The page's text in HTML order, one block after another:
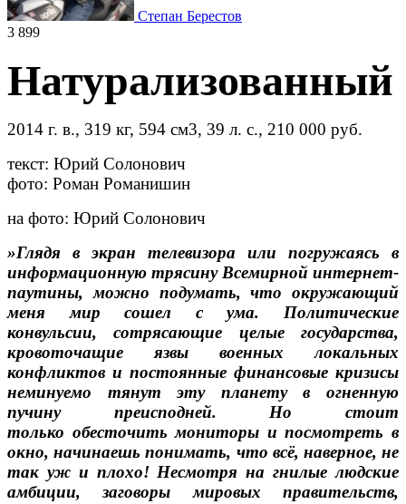
Степан Берестов
3 899
Натурализованный
2014 г. в., 319 кг, 594 см3, 39 л. с., 210 000 руб.
текст: Юрий Солонович
фото: Роман Романишин
на фото: Юрий Солонович
»Глядя в экран телевизора или погружаясь в
информационную трясину Всемирной интернет-
паутины, можно подумать, что окружающий
меня мир сошел с ума. Политические
конвульсии,сотрясающие целые государства,
кровоточащие язвы военных локальных
конфликтов и постоянные финансовые кризисы
неминуемо тянут эту планету в огненную
пучину преисподней. Но стоит
только обесточить мониторы и посмотреть в
окно, начинаешь понимать, что всё, наверное, не
так уж и плохо! Несмотря на гнилые людские
амбиции, заговоры мировых правительств,